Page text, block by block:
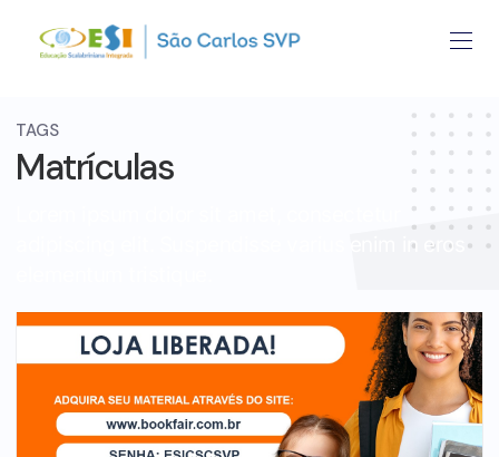
TAGS
Matrículas
adipiscing elit. Suspendisse varius enim in eros